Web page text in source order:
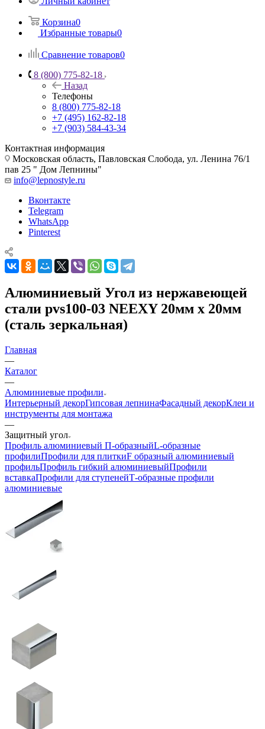
Корзина0
Избранные товары0
Сравнение товаров0
8 (800) 775-82-18
Назад
Телефоны
8 (800) 775-82-18
+7 (495) 162-82-18
+7 (903) 584-43-34
Контактная информация
Московская область, Павловская Слобода, ул. Ленина 76/1
пав 25 " Дом Лепнины"
info@lepnostyle.ru
Вконтакте
Telegram
WhatsApp
Pinterest
Алюминиевый Угол из нержавеющей
стали pvs100-03 NEEXY 20мм х 20мм
(сталь зеркальная)
Главная
—
Каталог
—
Алюминиевые профили
Интерьерный декорГипсовая лепнинаФасадный декорКлеи и
инструменты для монтажа
—
Защитный угол
Профиль алюминиевый П-образныйL-образные
профилиПрофили для плиткиF образный алюминиевый
профильПрофиль гибкий алюминиевыйПрофили
вставкаПрофили для ступенейТ-образные профили
алюминиевые